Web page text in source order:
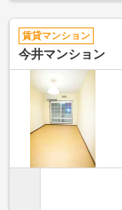
賃貸マンション
今井マンション